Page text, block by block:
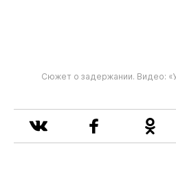
Сюжет о задержании. Видео: